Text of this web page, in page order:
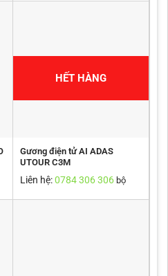
HẾT HÀNG
Gương điện tử AI ADAS
UTOUR C3M
Liên hệ:0784 306 306bộ